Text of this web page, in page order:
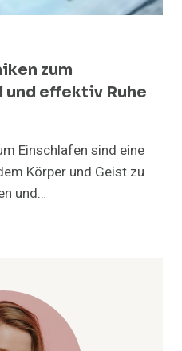
zum
und effektiv Ruhe
Einschlafen sind eine
Körper und Geist zu
und…